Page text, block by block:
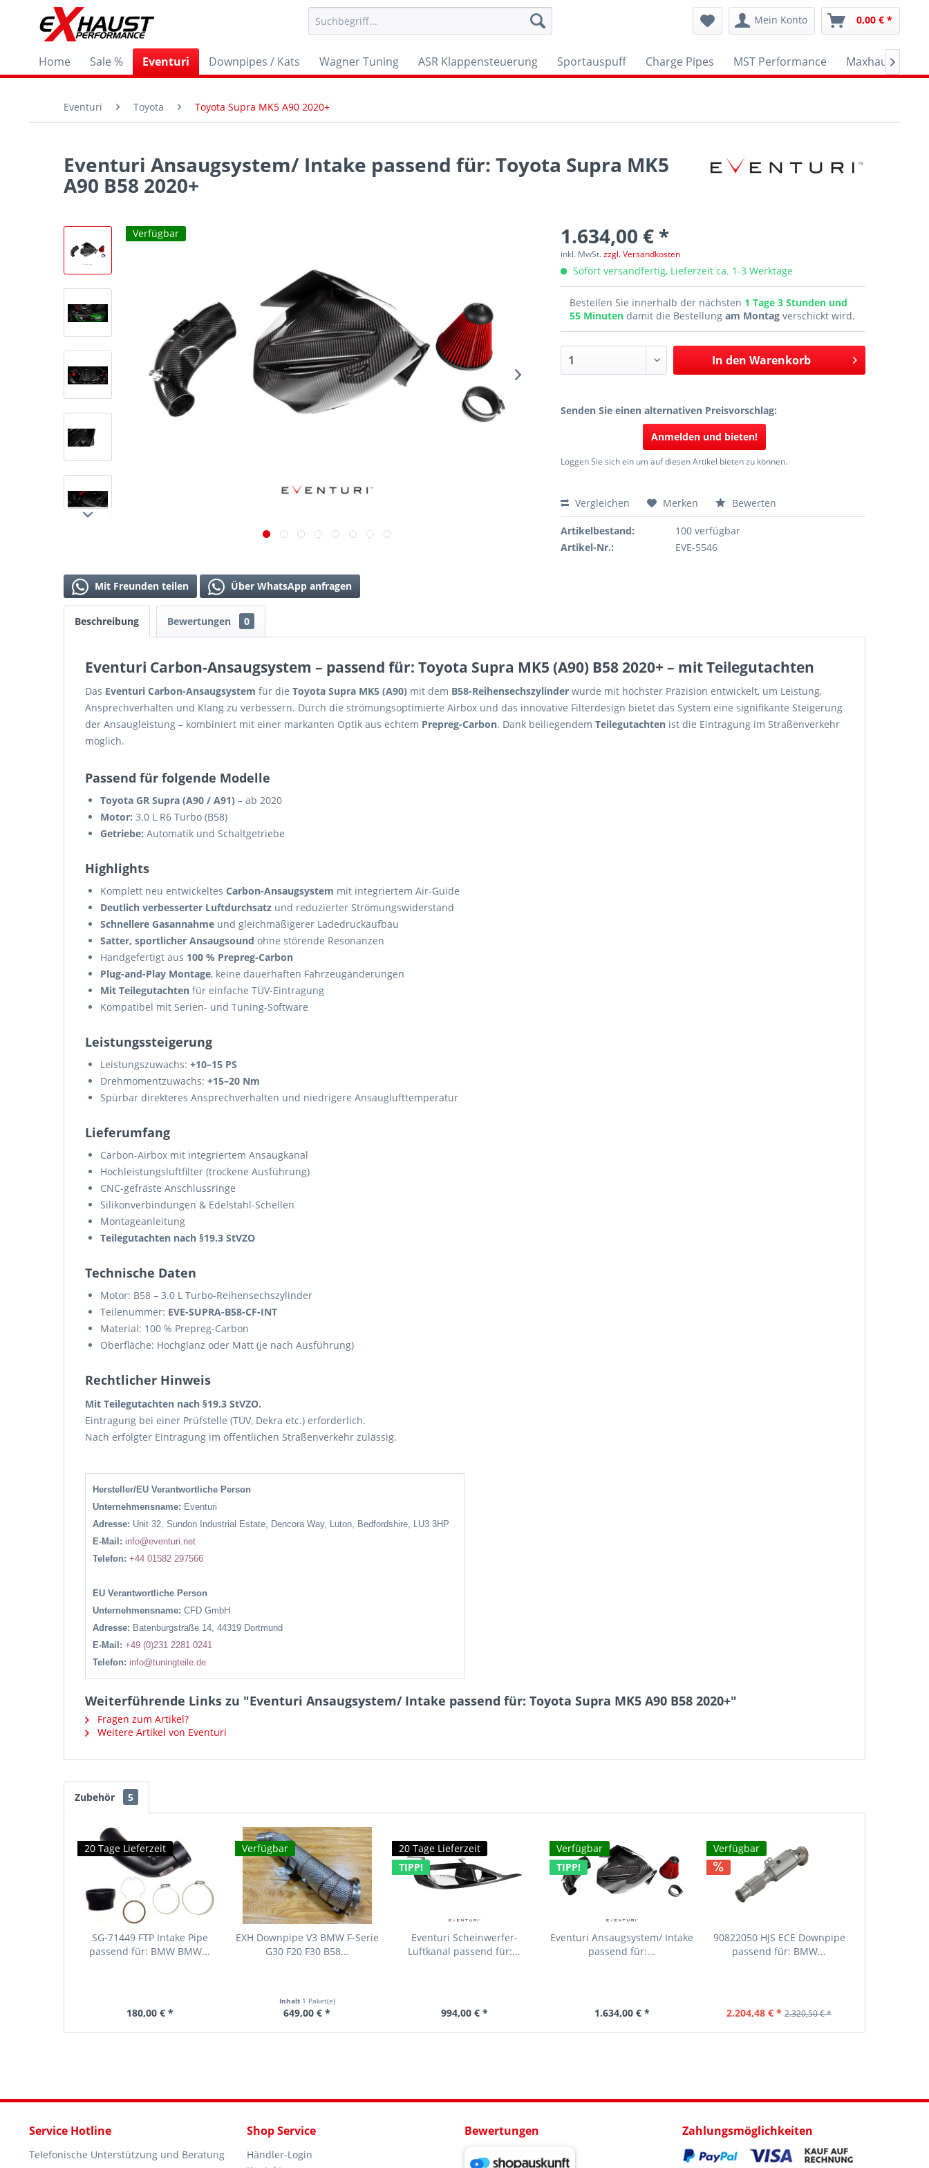
Mein Konto 0,00 € *
Home Sale % Eventuri Downpipes / Kats Wagner Tuning ASR Klappensteuerung Sportauspuff Charge Pipes MST Performance Maxhaust

Eventuri Toyota Toyota Supra MK5 A90 2020+
Eventuri Ansaugsystem/ Intake passend für: Toyota Supra MK5
A90 B58 2020+
Verfügbar 1.634,00 € *
inkl. MwSt.zzgl. Versandkosten
Sofort versandfertig, Lieferzeit ca. 1-3 Werktage
Bestellen Sie innerhalb der nächsten 1 Tage 3 Stunden und
55 Minutendamit die Bestellungam Montag verschickt wird.
In den Warenkorb
Senden Sie einen alternativen Preisvorschlag:
Anmelden und bieten!
Loggen Sie sich ein um auf diesen Artikel bieten zu können.
Vergleichen Merken Bewerten
Artikelbestand:
100 verfügbar
Artikel-Nr.:
EVE-5546
Mit Freunden teilen Über WhatsApp anfragen
Beschreibung Bewertungen 0
Eventuri Carbon-Ansaugsystem – passend für: Toyota Supra MK5 (A90) B58 2020+ – mit Teilegutachten
Das Eventuri Carbon-Ansaugsystem für die Toyota Supra MK5 (A90) mit dem B58-Reihensechszylinder wurde mit höchster Präzision entwickelt, um Leistung,
Ansprechverhalten und Klang zu verbessern. Durch die strömungsoptimierte Airbox und das innovative Filterdesign bietet das System eine signifikante Steigerung
der Ansaugleistung – kombiniert mit einer markanten Optik aus echtem Prepreg-Carbon. Dank beiliegendem Teilegutachten ist die Eintragung im Straßenverkehr
möglich.
Passend für folgende Modelle
Toyota GR Supra (A90 / A91) – ab 2020
Motor: 3.0 L R6 Turbo (B58)
Getriebe: Automatik und Schaltgetriebe
Highlights
Komplett neu entwickeltes Carbon-Ansaugsystem mit integriertem Air-Guide
Deutlich verbesserter Luftdurchsatz und reduzierter Strömungswiderstand
Schnellere Gasannahme und gleichmäßigerer Ladedruckaufbau
Satter, sportlicher Ansaugsound ohne störende Resonanzen
Handgefertigt aus 100 % Prepreg-Carbon
Plug-and-Play Montage, keine dauerhaften Fahrzeugänderungen
Mit Teilegutachten für einfache TÜV-Eintragung
Kompatibel mit Serien- und Tuning-Software
Leistungssteigerung
Leistungszuwachs: +10–15 PS
Drehmomentzuwachs: +15–20 Nm
Spürbar direkteres Ansprechverhalten und niedrigere Ansauglufttemperatur
Lieferumfang
Carbon-Airbox mit integriertem Ansaugkanal
Hochleistungsluftfilter (trockene Ausführung)
CNC-gefräste Anschlussringe
Silikonverbindungen & Edelstahl-Schellen
Montageanleitung
Teilegutachten nach §19.3 StVZO
Technische Daten
Motor: B58 – 3.0 L Turbo-Reihensechszylinder
Teilenummer: EVE-SUPRA-B58-CF-INT
Material: 100 % Prepreg-Carbon
Oberfläche: Hochglanz oder Matt (je nach Ausführung)
Rechtlicher Hinweis
Mit Teilegutachten nach §19.3 StVZO.
Eintragung bei einer Prüfstelle (TÜV, Dekra etc.) erforderlich.
Nach erfolgter Eintragung im öffentlichen Straßenverkehr zulässig.
Hersteller/EU Verantwortliche Person
Unternehmensname: Eventuri
Adresse: Unit 32, Sundon Industrial Estate, Dencora Way, Luton, Bedfordshire, LU3 3HP
E-Mail: info@eventuri.net
Telefon: +44 01582 297566
EU Verantwortliche Person
Unternehmensname: CFD GmbH
Adresse: Batenburgstraße 14, 44319 Dortmund
E-Mail: +49 (0)231 2281 0241
Telefon: info@tuningteile.de
Weiterführende Links zu "Eventuri Ansaugsystem/ Intake passend für: Toyota Supra MK5 A90 B58 2020+"
Fragen zum Artikel?
Weitere Artikel von Eventuri
Zubehör 5
20 Tage Lieferzeit
SG-71449 FTP Intake Pipe
passend für: BMW BMW...
180,00 € *
Verfügbar
EXH Downpipe V3 BMW F-Serie
G30 F20 F30 B58...
Inhalt 1 Paket(e)
649,00 € *
20 Tage Lieferzeit
TIPP!
Eventuri Scheinwerfer-
Luftkanal passend für:...
994,00 € *
Verfügbar
TIPP!
Eventuri Ansaugsystem/ Intake
passend für:...
1.634,00 € *
Verfügbar
90822050 HJS ECE Downpipe
passend für: BMW...
2.204,48 € * 2.320,50 € *
Service Hotline
Telefonische Unterstützung und Beratung
Shop Service
Händler-Login
Bewertungen Zahlungsmöglichkeiten